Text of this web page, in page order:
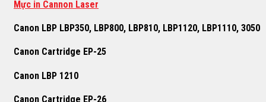
Mực in Cannon Laser
Canon LBP LBP350, LBP800, LBP810, LBP1120, LBP1110, 3050
Canon Cartridge EP-25
Canon LBP 1210
Canon Cartridge EP-26